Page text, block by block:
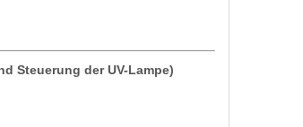
Steuerung der UV-Lampe)